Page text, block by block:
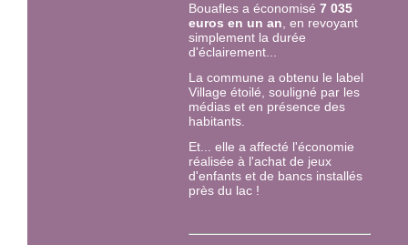
Bouafles a économisé 7 035
euros en un an, en revoyant
simplement la durée
d'éclairement...
La commune a obtenu le label
Village étoilé, souligné par les
médias et en présence des
habitants.
Et... elle a affecté l'économie
réalisée à l'achat de jeux
d'enfants et de bancs installés
près du lac !